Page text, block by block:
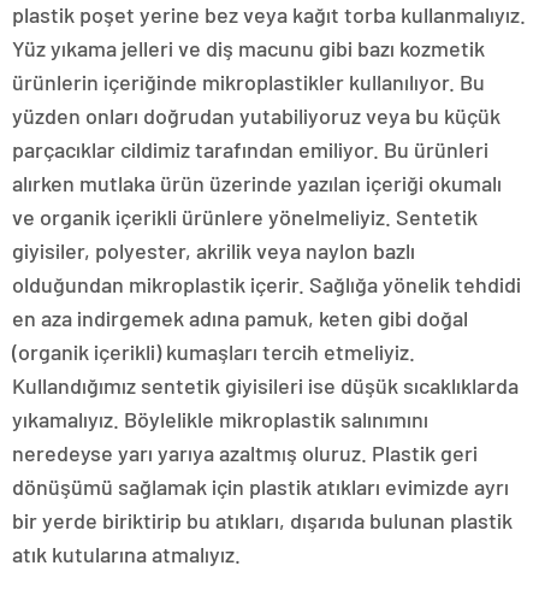
plastik poşet yerine bez veya kağıt torba kullanmalıyız.
Yüz yıkama jelleri ve diş macunu gibi bazı kozmetik
ürünlerin içeriğinde mikroplastikler kullanılıyor. Bu
yüzden onları doğrudan yutabiliyoruz veya bu küçük
parçacıklar cildimiz tarafından emiliyor. Bu ürünleri
alırken mutlaka ürün üzerinde yazılan içeriği okumalı
ve organik içerikli ürünlere yönelmeliyiz. Sentetik
giyisiler, polyester, akrilik veya naylon bazlı
olduğundan mikroplastik içerir. Sağlığa yönelik tehdidi
en aza indirgemek adına pamuk, keten gibi doğal
(organik içerikli) kumaşları tercih etmeliyiz.
Kullandığımız sentetik giyisileri ise düşük sıcaklıklarda
yıkamalıyız. Böylelikle mikroplastik salınımını
neredeyse yarı yarıya azaltmış oluruz. Plastik geri
dönüşümü sağlamak için plastik atıkları evimizde ayrı
bir yerde biriktirip bu atıkları, dışarıda bulunan plastik
atık kutularına atmalıyız.